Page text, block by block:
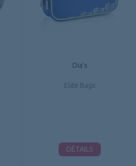
Dia's
Elite Bags
DÉTAILS